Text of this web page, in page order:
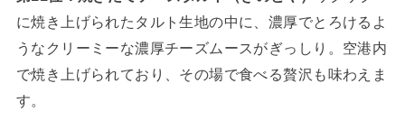
に焼き上げられたタルト生地の中に、濃厚でとろけるよ
うなクリーミーな濃厚チーズムースがぎっしり。空港内
で焼き上げられており、その場で食べる贅沢も味わえま
す。